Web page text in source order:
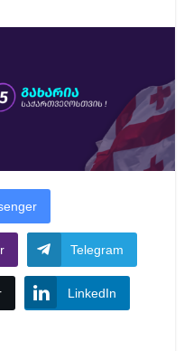
Telegram
LinkedIn